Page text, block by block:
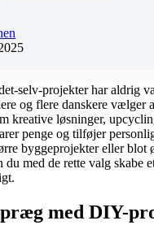
selv-projekter har aldrig
og flere danskere vælger
kreative løsninger,
penge og tilføjer
byggeprojekter eller blot
du med de rette valg skabe
med DIY-